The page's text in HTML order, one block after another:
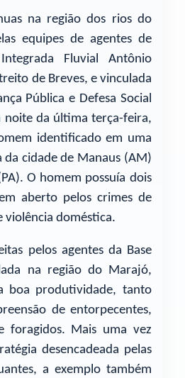
na região dos rios do
equipes de agentes de
Fluvial Antônio
de Breves, e vinculada
Pública e Defesa Social
noite da última terça-feira,
identificado em uma
cidade de Manaus (AM)
O homem possuía dois
aberto pelos crimes de
violência doméstica.
pelos agentes da Base
na região do Marajó,
boa produtividade, tanto
de entorpecentes,
foragidos. Mais uma vez
desencadeada pelas
a exemplo também